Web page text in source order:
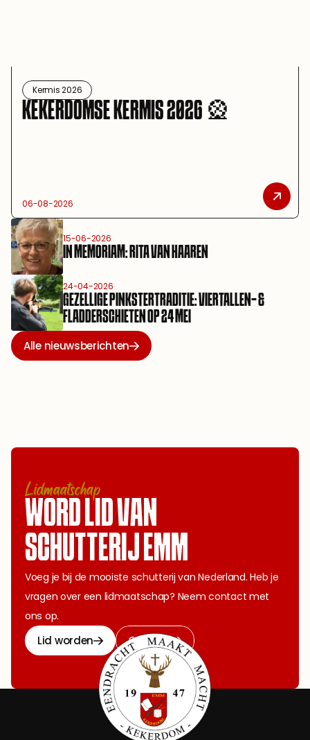
15-06-2026
IN MEMORIAM: RITA VAN HAAREN
24-04-2026
GEZELLIGE PINKSTERTRADITIE: VIERTALLEN- &
FLADDERSCHIETEN OP 24 MEI
Kermis 2026
KEKERDOMSE KERMIS 2026 🎡
06-08-2026
Alle nieuwsberichten
Lidmaatschap
WORD LID VAN
SCHUTTERIJ EMM
Voeg je bij de mooiste schutterij van Nederland. Heb je
vragen over een lidmaatschap? Neem contact met
ons op.
Lid worden Contact